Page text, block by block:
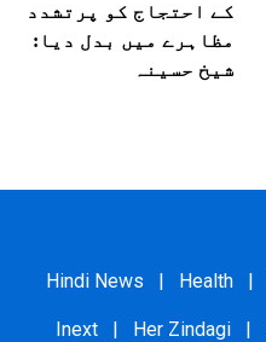
کے احتجاج کو پرتشدد
مظاہرے میں بدل دیا:
شیخ حسینہ
Hindi News | Health |
Inext | Her Zindagi |